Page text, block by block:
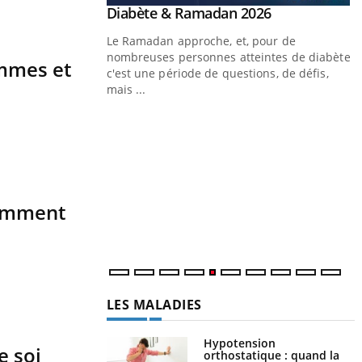
et
soi
piscine,
Youtube
Diabète & Ramadan 2026Youtube
Le Ramadan approche, et, pour de
nombreuses personnes atteintes de diabète,
c'est une période de questions, de défis,
mais ...
LES MALADIES
Hypotension
orthostatique : quand la